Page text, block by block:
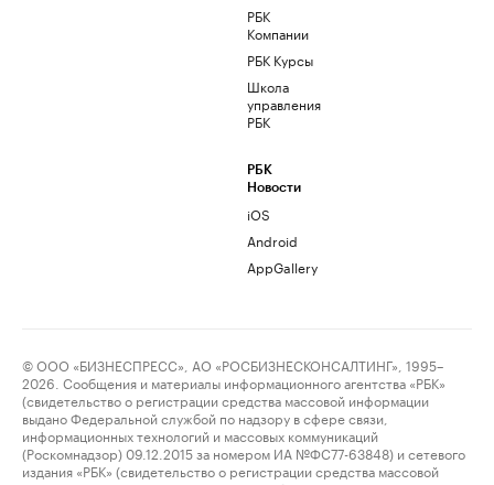
РБК
Компании
РБК Курсы
Школа
управления
РБК
РБК
Новости
iOS
Android
AppGallery
© ООО «БИЗНЕСПРЕСС», АО «РОСБИЗНЕСКОНСАЛТИНГ», 1995–
2026. Сообщения и материалы информационного агентства «РБК»
(свидетельство о регистрации средства массовой информации
выдано Федеральной службой по надзору в сфере связи,
информационных технологий и массовых коммуникаций
(Роскомнадзор) 09.12.2015 за номером ИА №ФС77-63848) и сетевого
издания «РБК» (свидетельство о регистрации средства массовой